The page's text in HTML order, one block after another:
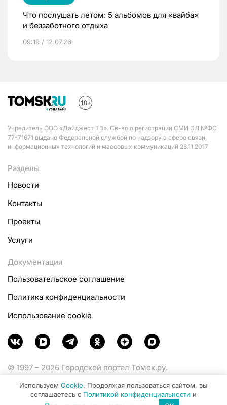
Что послушать летом: 5 альбомов для «вайба»
и беззаботного отдыха
09:19 / 12.07.26
Учредитель ООО «Дайджест ТВ». Св-во о регистрации СМИ ЭЛ №ФС
77-71671 выдано Федеральной службой по надзору в сфере связи,
информационных технологий и массовых коммуникаций 23.11.2017
Разделы
Новости
Контакты
Проекты
Услуги
Документация
Пользовательское соглашение
Политика конфиденциальности
Использование cookie
© 1997 – 2026 Городской портал Томск.ру.
Министерства цифрового развития, связи и массовых
коммуникаций Российской Федерации.
Используем Cookie. Продолжая пользоваться сайтом, вы
соглашаетесь с Политикой конфиденциальности и